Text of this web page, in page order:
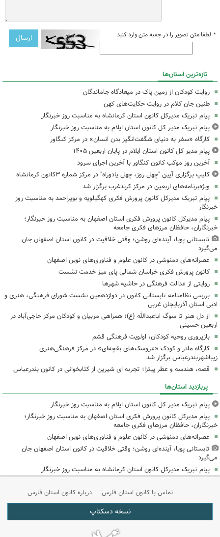
* لطفا متن تصویر را در جعبه متن وارد کنید
تازه‌ترین استان‌ها
روایت کودکان از زمین پاک در میعادگاه جاماندگان
طنین جان کلام در روایت حکایت‌های کهن
پیام تبریک مدیرکل کانون استان کرمانشاه به مناسبت روز خبرنگار
پیام تبریک مدیر کل کانون استان ایلام به مناسبت روز خبرنگار
کارگاه «سفر به دنیای شگفت‌انگیز بدن انسان» در مرکز کنگاور
پیام مدیر کل کانون استان ایلام در پایان اربعین ۱۴۰۵
آخرین روز موکب کانون کنگاور با آخرین اجرای سرود
کلیپ برگزاری آیین "چهل روز، چهل یادوراه" در مرکز شماره ۳کانون کرمانشاه
ویژه‌برنامه‌های اربعین در مرکز کرندغرب برگزار شد
پیام تبریک مدیرکل کانون پرورش فکری کهگیلویه و بویراحمد به مناسبت روز
خبرنگار
پیام مدیرکل کانون پرورش فکری استان اصفهان به مناسبت روز خبرنگار؛
خبرنگاران، حافظان مرزهای فکری جامعه
تابستانی پویا، آینده‌ای روشن؛ وقتی خلاقیت در کانون استان اصفهان جان
می‌گیرد
عصرانه‌های دمنوشی در کانون علوم و فناوری‌های نوین اصفهان
کانون پرورش فکری خراسان شمالی پای میز خدمت نشست
روایتی از عدالت فرهنگی در حاشیه شهرها
بررسی نظامنامه تابستانی کانون در دوازدهمین نشست شورای فرهنگی، هنری و
ادبی استان آذربایجان غربی
از دل هنر تا سوگ اباعبدالله (ع)؛ همراهی مربیان و کودکان مرکز حاجی‌آباد در
اربعین حسینی
بازپروری روحیه کودکان، اولویت فرهنگی قشم
کارگاه مادر و کودک «عروسک‌های بقچه‌ای» در مرکز فرهنگی‌هنری
زیباشهربندرعباس برگزار شد
قصه، هندسه و عطر پیتزا؛ تجربه ای شیرین از کتابخوانی در کانون بندرعباس
پربازدید استان‌ها
پیام تبریک مدیر کل کانون استان ایلام به مناسبت روز خبرنگار
پیام مدیرکل کانون پرورش فکری استان اصفهان به مناسبت روز خبرنگار؛
خبرنگاران، حافظان مرزهای فکری جامعه
عصرانه‌های دمنوشی در کانون علوم و فناوری‌های نوین اصفهان
تابستانی پویا، آینده‌ای روشن؛ وقتی خلاقیت در کانون استان اصفهان جان
می‌گیرد
پیام تبریک مدیرکل کانون استان کرمانشاه به مناسبت روز خبرنگار
تماس با کانون استان فارس درباره کانون استان فارس
نسخه دسکتاپ